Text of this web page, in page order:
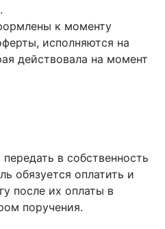
к моменту
исполняются на
действовала на момент
в собственность
обязуется оплатить и
после их оплаты в
поручения.